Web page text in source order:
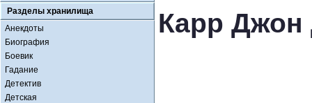
Разделы хранилища
Анекдоты
Биография
Боевик
Гадание
Детектив
Детская
Карр Джон